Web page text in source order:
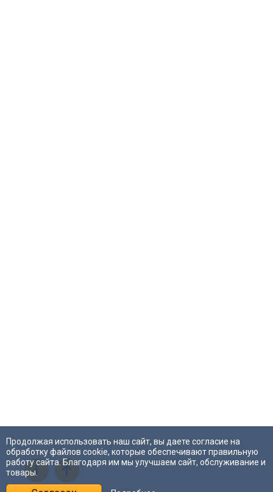
Продолжая использовать наш сайт, вы даете согласие на
обработку файлов cookie, которые обеспечивают правильную
работу сайта. Благодаря им мы улучшаем сайт, обслуживание и
товары.i